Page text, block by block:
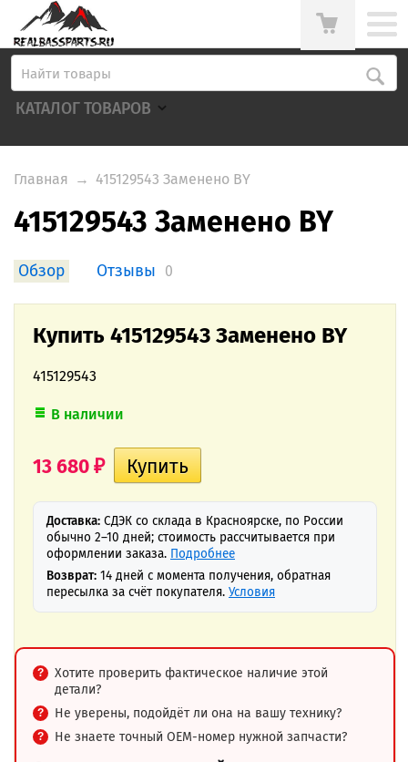
КАТАЛОГ ТОВАРОВ
Главная → 415129543 Заменено BY
415129543 Заменено BY
Обзор Отзывы 0
Купить 415129543 Заменено BY
415129543
В наличии
13 680 ₽
Доставка: СДЭК со склада в Красноярске, по России
обычно 2–10 дней; стоимость рассчитывается при
оформлении заказа. Подробнее
Возврат: 14 дней с момента получения, обратная
пересылка за счёт покупателя. Условия
Хотите проверить фактическое наличие этой
детали?
Не уверены, подойдёт ли она на вашу технику?
Не знаете точный OEM-номер нужной запчасти?